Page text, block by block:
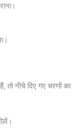
तो नीचे दिए गए चरणों का